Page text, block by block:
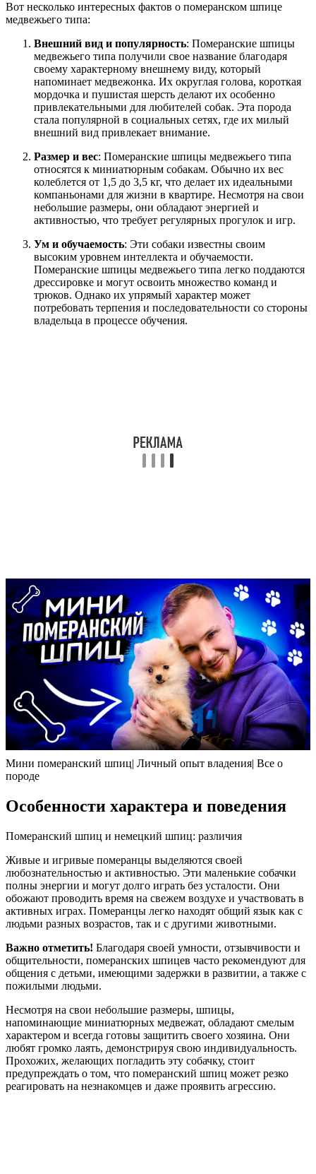
Вот несколько интересных фактов о померанском шпице
медвежьего типа:
Внешний вид и популярность: Померанские шпицы
медвежьего типа получили свое название благодаря
своему характерному внешнему виду, который
напоминает медвежонка. Их округлая голова, короткая
мордочка и пушистая шерсть делают их особенно
привлекательными для любителей собак. Эта порода
стала популярной в социальных сетях, где их милый
внешний вид привлекает внимание.
Размер и вес: Померанские шпицы медвежьего типа
относятся к миниатюрным собакам. Обычно их вес
колеблется от 1,5 до 3,5 кг, что делает их идеальными
компаньонами для жизни в квартире. Несмотря на свои
небольшие размеры, они обладают энергией и
активностью, что требует регулярных прогулок и игр.
Ум и обучаемость: Эти собаки известны своим
высоким уровнем интеллекта и обучаемости.
Померанские шпицы медвежьего типа легко поддаются
дрессировке и могут освоить множество команд и
трюков. Однако их упрямый характер может
потребовать терпения и последовательности со стороны
владельца в процессе обучения.
Мини померанский шпиц| Личный опыт владения| Все о
породе
Особенности характера и поведения
Померанский шпиц и немецкий шпиц: различия
Живые и игривые померанцы выделяются своей
любознательностью и активностью. Эти маленькие собачки
полны энергии и могут долго играть без усталости. Они
обожают проводить время на свежем воздухе и участвовать в
активных играх. Померанцы легко находят общий язык как с
людьми разных возрастов, так и с другими животными.
Важно отметить! Благодаря своей умности, отзывчивости и
общительности, померанских шпицев часто рекомендуют для
общения с детьми, имеющими задержки в развитии, а также с
пожилыми людьми.
Несмотря на свои небольшие размеры, шпицы,
напоминающие миниатюрных медвежат, обладают смелым
характером и всегда готовы защитить своего хозяина. Они
любят громко лаять, демонстрируя свою индивидуальность.
Прохожих, желающих погладить эту собачку, стоит
предупреждать о том, что померанский шпиц может резко
реагировать на незнакомцев и даже проявить агрессию.